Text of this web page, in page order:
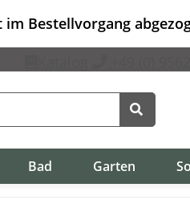
Bestellvorgang
Bad Garten